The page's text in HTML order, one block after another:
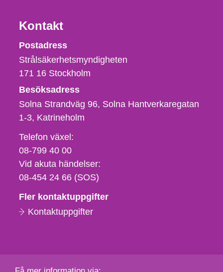
Kontakt
Strålsäkerhetsmyndigheten
Postadress
Strålsäkerhetsmyndigheten
171 16 Stockholm
Besöksadress
Solna Strandväg 96, Solna Hantverkaregatan
1-3 Katrineholm
Telefon,
fax
och
e-
Telefon växel:
08-799 40 00
Vid akuta händelser:
08-454 24 66 (SOS)
Fler kontaktuppgifter
Kontaktuppgifter